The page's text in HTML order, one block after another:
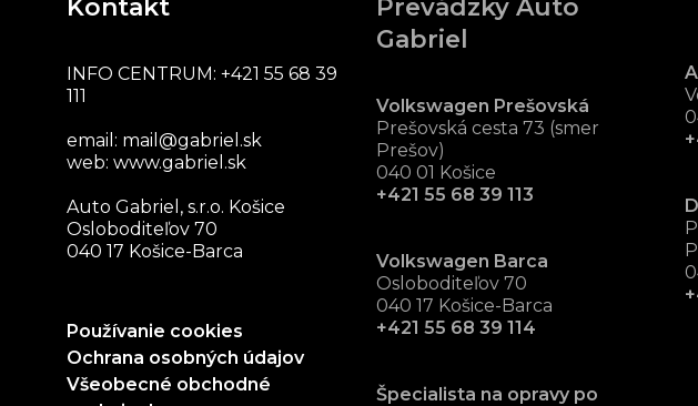
Kontakt
INFO CENTRUM: +421 55 68 39
111
email: mail@gabriel.sk
web: www.gabriel.sk
Auto Gabriel, s.r.o. Košice
Osloboditeľov 70
040 17 Košice-Barca
Používanie cookies
Ochrana osobných údajov
Všeobecné obchodné
Prevádzky Auto
Gabriel
Volkswagen Prešovská
Prešovská cesta 73 (smer
Prešov)
040 01 Košice
+421 55 68 39 113
Volkswagen Barca
Osloboditeľov 70
040 17 Košice-Barca
+421 55 68 39 114
Špecialista na opravy po